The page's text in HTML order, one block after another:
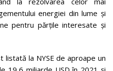
energiei din lume și
pentru părțile interesate și
listată la NYSE de aproape un